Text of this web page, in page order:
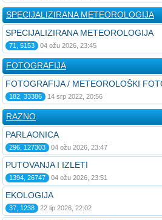
SPECIJALIZIRANA METEOROLOGIJA
SPECIJALIZIRANA METEOROLOGIJA
71, 5153 04 ožu 2026, 23:45
FOTOGRAFIJA
FOTOGRAFIJA / METEOROLOŠKI
182, 33386 14 srp 2022, 20:56
RAZNO
PARLAONICA
296, 127303 04 ožu 2026, 23:47
PUTOVANJA I IZLETI
1394, 26747 04 ožu 2026, 23:51
EKOLOGIJA
37, 1238 22 lip 2026, 22:02